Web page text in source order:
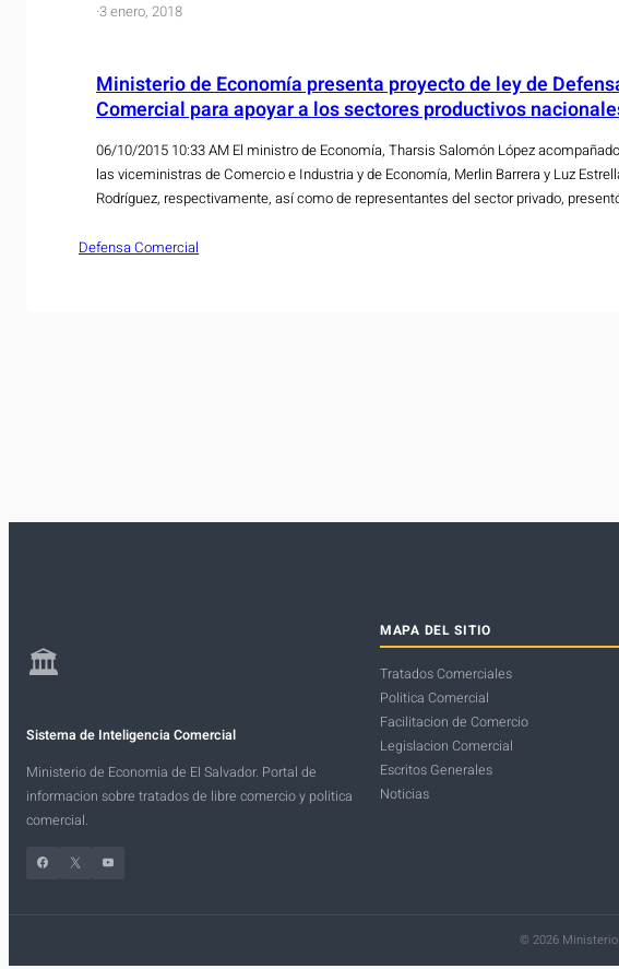
·3 enero, 2018
Ministerio de Economía presenta proyecto de ley de
Comercial para apoyar a los sectores productivos
06/10/2015 10:33 AM El ministro de Economía, Tharsis Salomón López
las viceministras de Comercio e Industria y de Economía, Merlin Barrera y Luz
Rodríguez, respectivamente, así como de representantes del sector privado,
Defensa…
Defensa Comercial
🏛
Sistema de Inteligencia Comercial
Ministerio de Economia de El Salvador. Portal de
informacion sobre tratados de libre comercio y politica
comercial.
Facebook X YouTube
MAPA DEL SITIO
Tratados Comerciales
Politica Comercial
Facilitacion de Comercio
Legislacion Comercial
Escritos Generales
Noticias
© 2026 Ministerio